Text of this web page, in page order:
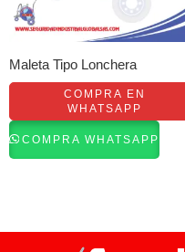
Maleta Tipo Lonchera
COMPRA EN
WHATSAPP
COMPRA WHATSAPP